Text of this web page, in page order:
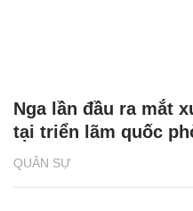
QUÂN SỰ
Nga lần đầu ra mắt
tại triển lãm quốc